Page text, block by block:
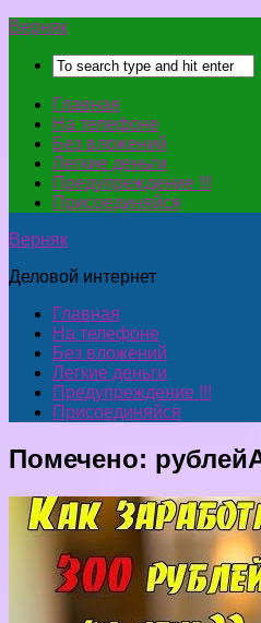
Верняк
Главная
На телефоне
Без вложений
Легкие деньги
Предупреждение !!!
Присоединяйся
Верняк
Деловой интернет
Главная
На телефоне
Без вложений
Легкие деньги
Предупреждение !!!
Присоединяйся
Помечено: